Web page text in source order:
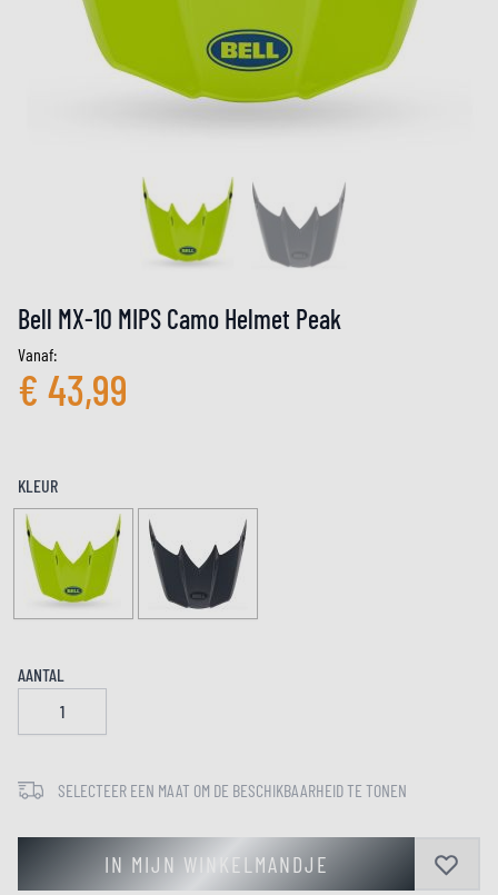
Bell MX-10 MIPS Camo Helmet Peak
Vanaf:
€ 43,99
KLEUR
AANTAL
SELECTEER EEN MAAT OM DE BESCHIKBAARHEID TE TONEN
IN MIJN WINKELMANDJE